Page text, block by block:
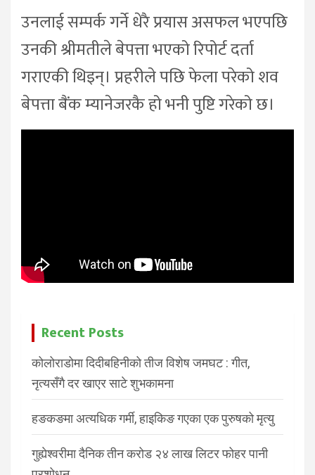
उनलाई सम्पर्क गर्ने धेरै प्रयास असफल भएपछि
उनकी श्रीमतीले बेपत्ता भएको रिपोर्ट दर्ता
गराएकी थिइन्। प्रहरीले पछि फेला परेको शव
बेपत्ता बैंक म्यानेजरकै हो भनी पुष्टि गरेको छ।
Recent Posts
कोलोराडोमा दिदीबहिनीको तीज विशेष जमघट : गीत,
नृत्यसँगै दर खाएर साटे शुभकामना
हङकङमा अत्यधिक गर्मी, हाइकिङ गएका एक पुरुषको मृत्यु
गुह्येश्वरीमा दैनिक तीन करोड २४ लाख लिटर फोहर पानी